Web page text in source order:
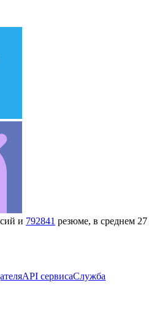
и 792841 резюме, в среднем 27
API сервисаСлужба